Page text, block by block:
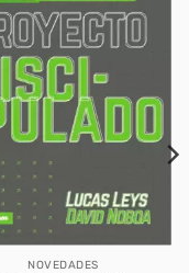
NOVEDADES